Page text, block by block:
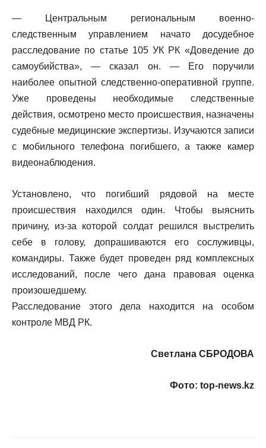
— Центральным региональным военно-
следственным управлением начато досудебное
расследование по статье 105 УК РК «Доведение до
самоубийства», — сказал он. — Его поручили
наиболее опытной следственно-оперативной группе.
Уже проведены необходимые следственные
действия, осмотрено место происшествия, назначены
судебные медицинские экспертизы. Изучаются записи
с мобильного телефона погибшего, а также камер
видеонаблюдения.
Установлено, что погибший рядовой на месте
происшествия находился один. Чтобы выяснить
причину, из-за которой солдат решился выстрелить
себе в голову, допрашиваются его сослуживцы,
командиры. Также будет проведен ряд комплексных
исследований, после чего дана правовая оценка
произошедшему.
Расследование этого дела находится на особом
контроле МВД РК.
Светлана СБРОДОВА
Фото: top-news.kz